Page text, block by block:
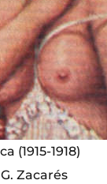
(1915-1918)
Zacarés